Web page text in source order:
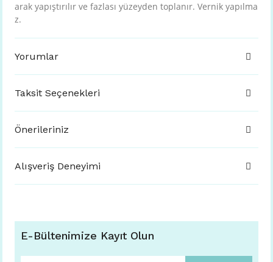
arak yapıştırılır ve fazlası yüzeyden toplanır. Vernik yapılma
z.
Yorumlar
Taksit Seçenekleri
Önerileriniz
Alışveriş Deneyimi
E-Bültenimize Kayıt Olun